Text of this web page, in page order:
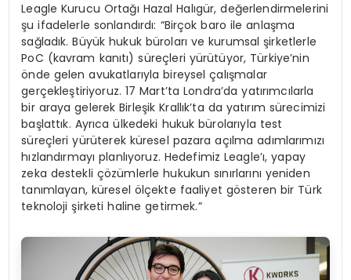
Leagle Kurucu Ortağı Hazal Halıgür, değerlendirmelerini
şu ifadelerle sonlandırdı: “Birçok baro ile anlaşma
sağladık. Büyük hukuk büroları ve kurumsal şirketlerle
PoC (kavram kanıtı) süreçleri yürütüyor, Türkiye’nin
önde gelen avukatlarıyla bireysel çalışmalar
gerçekleştiriyoruz. 17 Mart’ta Londra’da yatırımcılarla
bir araya gelerek Birleşik Krallık’ta da yatırım sürecimizi
başlattık. Ayrıca ülkedeki hukuk bürolarıyla test
süreçleri yürüterek küresel pazara açılma adımlarımızı
hızlandırmayı planlıyoruz. Hedefimiz Leagle’ı, yapay
zeka destekli çözümlerle hukukun sınırlarını yeniden
tanımlayan, küresel ölçekte faaliyet gösteren bir Türk
teknoloji şirketi haline getirmek.”